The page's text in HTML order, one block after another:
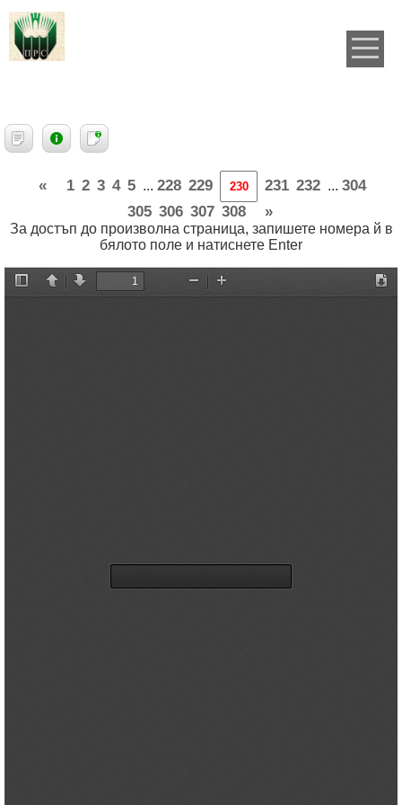
« 1 2 3 4 5 ... 228 229 231 232 ... 304
305 306 307 308 »
За достъп до произволна страница, запишете номера й в
бялото поле и натиснете Enter